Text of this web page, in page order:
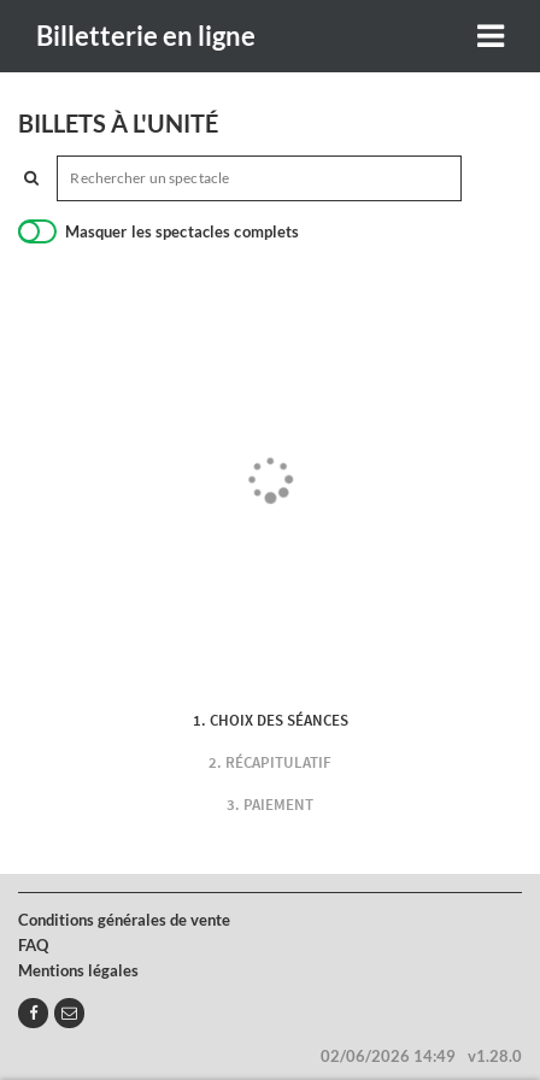
Billetterie en ligne
BILLETS À L'UNITÉ
Masquer les spectacles complets
Chargement...
CHOIX DES SÉANCES
RÉCAPITULATIF
PAIEMENT
Conditions générales de vente
FAQ
Mentions légales
02/06/2026 14:49 v1.28.0